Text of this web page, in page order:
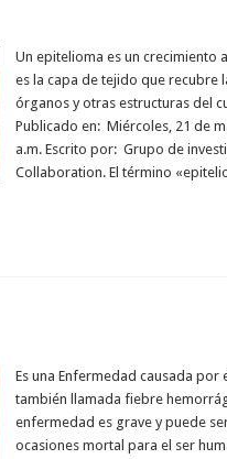
Un epitelioma es un crecimiento
es la capa de tejido que recubre
órganos y otras estructuras del
Publicado en: Miércoles, 21 de
a.m. Escrito por: Grupo de
Collaboration. El término
Es una Enfermedad causada por
también llamada fiebre
enfermedad es grave y puede
ocasiones mortal para el ser